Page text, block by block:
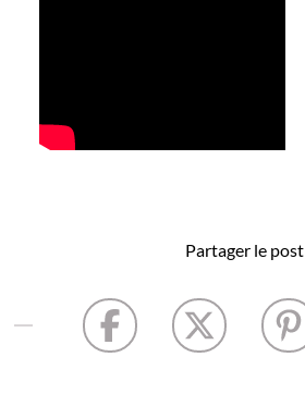
Partager le post